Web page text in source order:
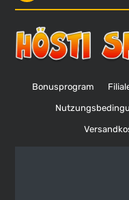
Bonusprogram